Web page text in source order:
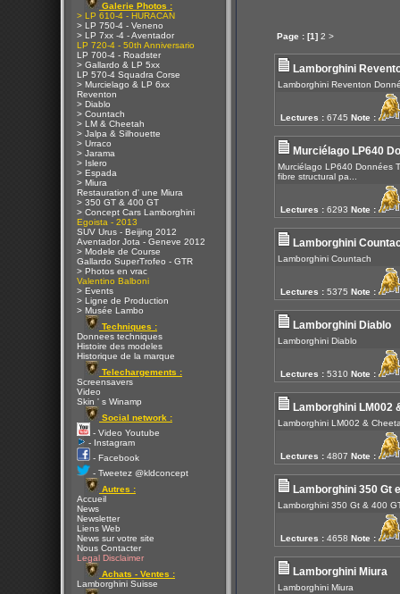
Galerie Photos :
> LP 610-4 - HURACAN
> LP 750-4 - Veneno
> LP 7xx -4 - Aventador
LP 720-4 - 50th Anniversario
LP 700-4 - Roadster
> Gallardo & LP 5xx
LP 570-4 Squadra Corse
> Murcielago & LP 6xx
Reventon
> Diablo
> Countach
> LM & Cheetah
> Jalpa & Silhouette
> Urraco
> Jarama
> Islero
> Espada
> Miura
Restauration d' une Miura
> 350 GT & 400 GT
> Concept Cars Lamborghini
Egoista - 2013
SUV Urus - Beijing 2012
Aventador Jota - Geneve 2012
> Modele de Course
Gallardo SuperTrofeo - GTR
> Photos en vrac
Valentino Balboni
> Events
> Ligne de Production
> Musée Lambo
Techniques :
Donnees techniques
Histoire des modeles
Historique de la marque
Telechargements :
Screensavers
Video
Skin ' s Winamp
Social network :
- Video Youtube
- Instagram
- Facebook
- Tweetez @kldconcept
Autres :
Accueil
News
Newsletter
Liens Web
News sur votre site
Nous Contacter
Legal Disclaimer
Achats - Ventes :
Lamborghini Suisse
Page : [1] 2 >
Lamborghini
Lamborghini Reventon
Lectures : 6745 Note :
Murciélago LP640
Murciélago LP640 Données
fibre structural pa...
Lectures : 6293 Note :
Lamborghini
Lamborghini Countach
Lectures : 5375 Note :
Lamborghini Diablo
Lamborghini Diablo
Lectures : 5310 Note :
Lamborghini LM002
Lamborghini LM002 &
Lectures : 4807 Note :
Lamborghini 350 Gt
Lamborghini 350 Gt & 400
Lectures : 4658 Note :
Lamborghini Miura
Lamborghini Miura